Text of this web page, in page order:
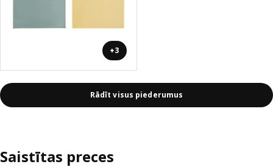
+3
Rādīt visus piederumus
Saistītas preces